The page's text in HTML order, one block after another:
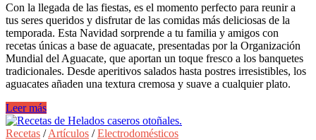
Con la llegada de las fiestas, es el momento perfecto para reunir a
tus seres queridos y disfrutar de las comidas más deliciosas de la
temporada. Esta Navidad sorprende a tu familia y amigos con
recetas únicas a base de aguacate, presentadas por la Organización
Mundial del Aguacate, que aportan un toque fresco a los banquetes
tradicionales. Desde aperitivos salados hasta postres irresistibles, los
aguacates añaden una textura cremosa y suave a cualquier plato.
Recetas
Navideñas:
desde
Leer más
Recetas /Artículos /Electrodomésticos